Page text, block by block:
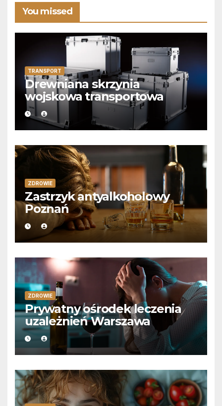
You missed
TRANSPORT
Drewniana skrzynia
wojskowa transportowa
ZDROWIE
Zastrzyk antyalkoholowy
Poznań
ZDROWIE
Prywatny ośrodek leczenia
uzależnień Warszawa